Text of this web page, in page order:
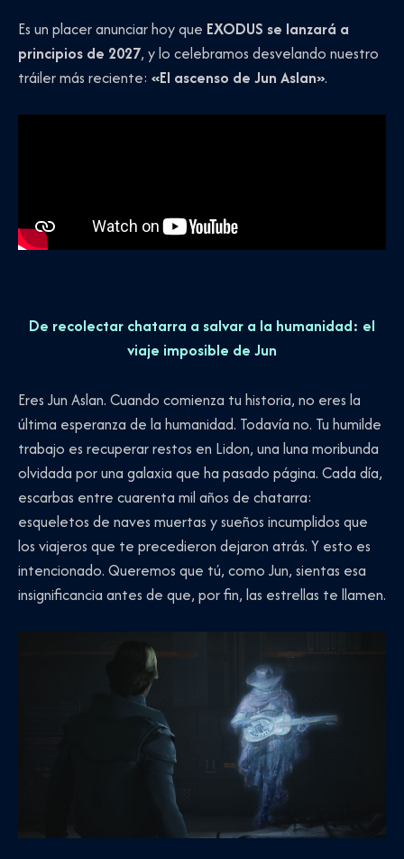
Es un placer anunciar hoy que EXODUS se lanzará a
principios de 2027, y lo celebramos desvelando nuestro
tráiler más reciente: «El ascenso de Jun Aslan».
De recolectar chatarra a salvar a la humanidad: el
viaje imposible de Jun
Eres Jun Aslan. Cuando comienza tu historia, no eres la
última esperanza de la humanidad. Todavía no. Tu humilde
trabajo es recuperar restos en Lidon, una luna moribunda
olvidada por una galaxia que ha pasado página. Cada día,
escarbas entre cuarenta mil años de chatarra:
esqueletos de naves muertas y sueños incumplidos que
los viajeros que te precedieron dejaron atrás. Y esto es
intencionado. Queremos que tú, como Jun, sientas esa
insignificancia antes de que, por fin, las estrellas te llamen.